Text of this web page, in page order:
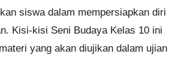
siswa dalam mempersiapkan diri
Kisi-kisi Seni Budaya Kelas 10 ini
yang akan diujikan dalam ujian